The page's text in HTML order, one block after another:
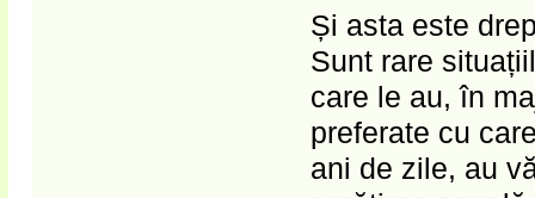
Și asta este
Sunt rare
care le au, în
preferate cu
ani de zile, au